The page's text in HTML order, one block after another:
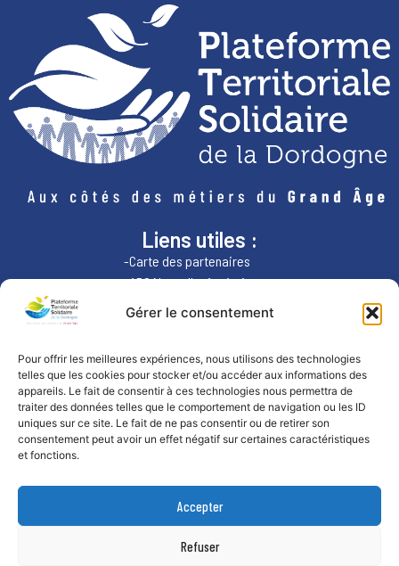
Gérer le consentement
Pour offrir les meilleures expériences, nous utilisons des technologies
telles que les cookies pour stocker et/ou accéder aux informations des
appareils. Le fait de consentir à ces technologies nous permettra de
traiter des données telles que le comportement de navigation ou les ID
uniques sur ce site. Le fait de ne pas consentir ou de retirer son
consentement peut avoir un effet négatif sur certaines caractéristiques
et fonctions.
Accepter
Refuser
Liens utiles :
-Carte des partenaires
-ARS Nouvelle-Aquitaine
-Région Nouvelle-Aquitaine
Nous contacter :
par téléphone:
07.49.84.76.70